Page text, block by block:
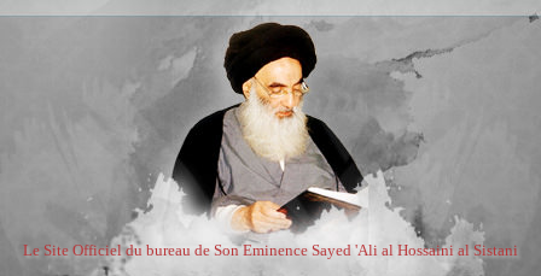
Le Site Officiel du bureau de Son Eminence Sayed 'Ali al Hossaini al Sistani